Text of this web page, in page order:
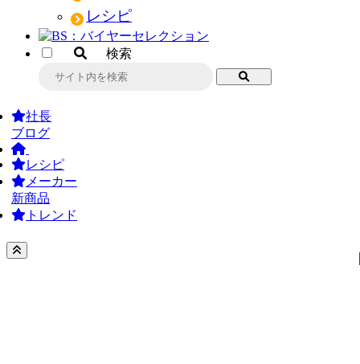
レシピ
検索
社長
ブログ
レシピ
メーカー
新商品
トレンド